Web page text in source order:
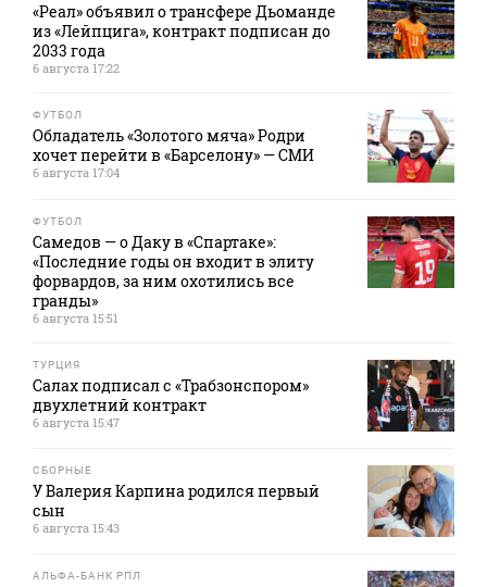
«Реал» объявил о трансфере Дьоманде
из «Лейпцига», контракт подписан до
2033 года
6 августа 17:22
ФУТБОЛ
Обладатель «Золотого мяча» Родри
хочет перейти в «Барселону» — СМИ
6 августа 17:04
ФУТБОЛ
Самедов — о Даку в «Спартаке»:
«Последние годы он входит в элиту
форвардов, за ним охотились все
гранды»
6 августа 15:51
ТУРЦИЯ
Салах подписал с «Трабзонспором»
двухлетний контракт
6 августа 15:47
СБОРНЫЕ
У Валерия Карпина родился первый
сын
6 августа 15:43
АЛЬФА-БАНК РПЛ